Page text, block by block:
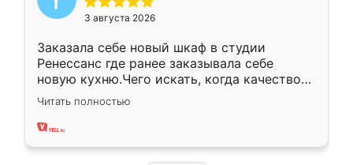
3 августа 2026
Заказала себе новый шкаф в студии
Ренессанс где ранее заказывала себе
новую кухню.Чего искать, когда качеством
вполне довольна. Служит кухня уже почти
два года, нареканий нет.
Читать полностью